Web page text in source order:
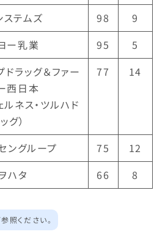
テムズ 98
9
ー乳業 95
5
ラッグ＆ファー
西日本
ルネス・ツルハド
グ）
77 14
ングループ 75
12
ハタ 66 8
照ください。